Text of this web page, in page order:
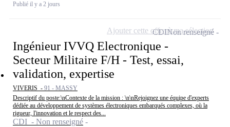
Publié il y a 2 jours
Ingénieur IVVQ Electronique -
Secteur Militaire F/H - Test, essai,
validation, expertise
VIVERIS - 91 - MASSY
Descriptif du poste:\nContexte de la mission : \n\nRejoignez une équipe d'experts
dédiée au développement de systèmes électroniques embarqués complexes, où la
rigueur, l'innovation et le respect des...
CDI - Non renseigné
CDINon renseigné
Ajouter cette offre à ma sélection